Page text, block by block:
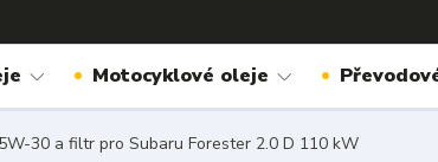
Motocyklové oleje
30 a filtr pro Subaru Forester 2.0 D 110 kW